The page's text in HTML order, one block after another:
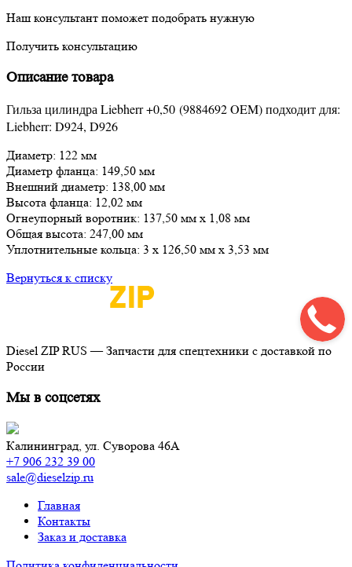
Наш консультант поможет подобрать нужную
Получить консультацию
Описание товара
Гильза цилиндра Liebherr+0,50 (9884692 OEM) подходит для:
Liebherr: D924, D926
Диаметр: 122 мм
Диаметр фланца: 149,50 мм
Внешний диаметр: 138,00 мм
Высота фланца: 12,02 мм
Огнеупорный воротник: 137,50 мм x 1,08 мм
Общая высота: 247,00 мм
Уплотнительные кольца: 3 x 126,50 мм x 3,53 мм
Вернуться к списку
Diesel ZIP RUS — Запчасти для спецтехники с доставкой по
России
Мы в соцсетях
Калининград, ул. Суворова 46А
+7 906 232 39 00
sale@dieselzip.ru
Главная
Контакты
Заказ и доставка